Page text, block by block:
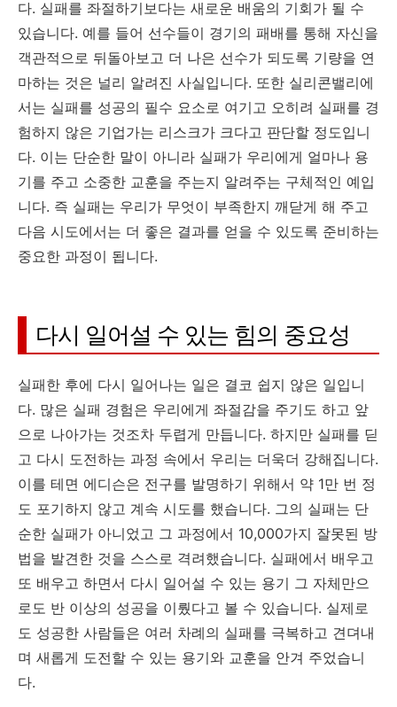
다. 실패를 좌절하기보다는 새로운 배움의 기회가 될 수
있습니다. 예를 들어 선수들이 경기의 패배를 통해 자신을
객관적으로 뒤돌아보고 더 나은 선수가 되도록 기량을 연
마하는 것은 널리 알려진 사실입니다. 또한 실리콘밸리에
서는 실패를 성공의 필수 요소로 여기고 오히려 실패를 경
험하지 않은 기업가는 리스크가 크다고 판단할 정도입니
다. 이는 단순한 말이 아니라 실패가 우리에게 얼마나 용
기를 주고 소중한 교훈을 주는지 알려주는 구체적인 예입
니다. 즉 실패는 우리가 무엇이 부족한지 깨닫게 해 주고
다음 시도에서는 더 좋은 결과를 얻을 수 있도록 준비하는
중요한 과정이 됩니다.
다시 일어설 수 있는 힘의 중요성
실패한 후에 다시 일어나는 일은 결코 쉽지 않은 일입니
다. 많은 실패 경험은 우리에게 좌절감을 주기도 하고 앞
으로 나아가는 것조차 두렵게 만듭니다. 하지만 실패를 딛
고 다시 도전하는 과정 속에서 우리는 더욱더 강해집니다.
이를 테면 에디슨은 전구를 발명하기 위해서 약 1만 번 정
도 포기하지 않고 계속 시도를 했습니다. 그의 실패는 단
순한 실패가 아니었고 그 과정에서 10,000가지 잘못된 방
법을 발견한 것을 스스로 격려했습니다. 실패에서 배우고
또 배우고 하면서 다시 일어설 수 있는 용기 그 자체만으
로도 반 이상의 성공을 이뤘다고 볼 수 있습니다. 실제로
도 성공한 사람들은 여러 차례의 실패를 극복하고 견뎌내
며 새롭게 도전할 수 있는 용기와 교훈을 안겨 주었습니
다.